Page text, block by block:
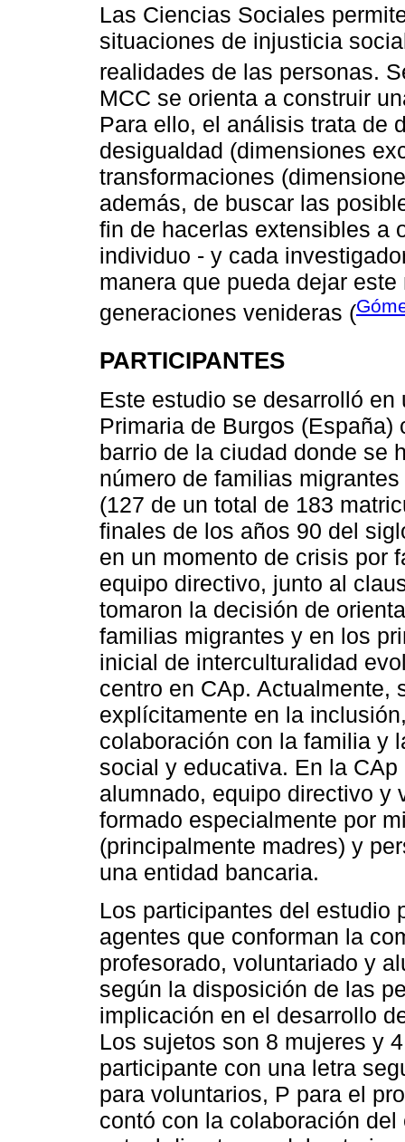
Las Ciencias Sociales
situaciones de injusticia
realidades de las personas.
MCC se orienta a construir
Para ello, el análisis trata de
desigualdad (dimensiones
transformaciones
además, de buscar las
fin de hacerlas extensibles a
individuo - y cada
manera que pueda dejar
generaciones venideras (
PARTICIPANTES
Este estudio se desarrolló
Primaria de Burgos
barrio de la ciudad donde se
número de familias
(127 de un total de 183
finales de los años 90 del
en un momento de crisis por
equipo directivo, junto al
tomaron la decisión de
familias migrantes y en los
inicial de interculturalidad
centro en CAp. Actualmente,
explícitamente en la
colaboración con la familia y
social y educativa. En la
alumnado, equipo directivo y
formado especialmente por
(principalmente madres) y
una entidad bancaria.
Los participantes del estudio
agentes que conforman la
profesorado, voluntariado y
según la disposición de las
implicación en el desarrollo
Los sujetos son 8 mujeres y
participante con una letra
para voluntarios, P para el
contó con la colaboración